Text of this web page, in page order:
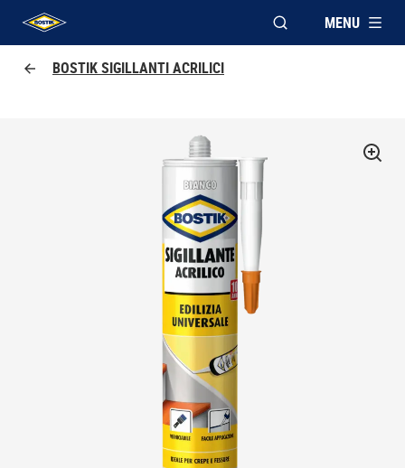
UHU logo
APRI FINESTRA
MENU
BOSTIK SIGILLANTI ACRILICI